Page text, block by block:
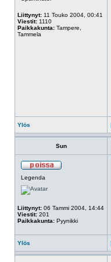
Liittynyt: 11 Touko 2004, 00:41
Viestit: 1110
Paikkakunta: Tampere,
Tammela
Ylös
Sun
Legenda
Liittynyt: 06 Tammi 2004, 14:44
Viestit: 201
Paikkakunta: Pyynikki
Ylös